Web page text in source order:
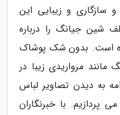
و زیبایی این
شین جیانگ را درباره
است. بدون شک پوشاک
مرواریدی زیبا در
به دیدن تصاویر لباس
با خبرنگاران